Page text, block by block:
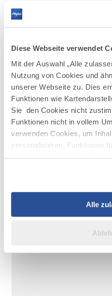
Diese Webseite verwendet
Mit der Auswahl „Alle
Nutzung von Cookies und
unserer Webseite zu. Dies
Funktionen wie
Sie den Cookies nicht
Funktionen nicht in vollem
verwenden Cookies, um
personalisieren, Funktionen
Verwendung unserer
soziale Medien, Werbung
Partner führen diese
weiteren Daten zusammen,
Alle
Mehr erfahren